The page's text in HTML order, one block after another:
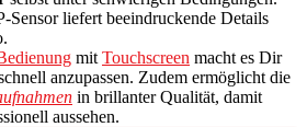
Sensor liefert beeindruckende Details
mit Touchscreen macht es Dir
anzupassen. Zudem ermöglicht die
in brillanter Qualität, damit
aussehen.